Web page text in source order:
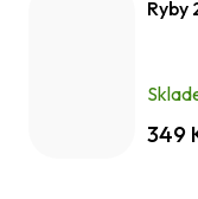
Ryby
349